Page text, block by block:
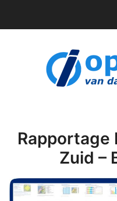
Downloads
Rapportage
Zuid –